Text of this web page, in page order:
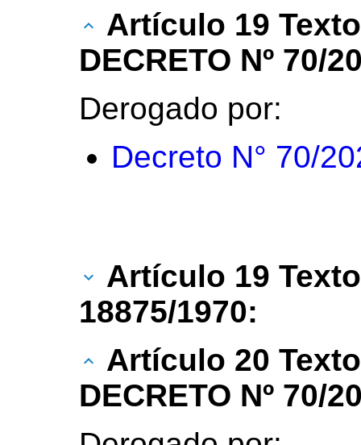
Artículo 19
DECRETO Nº 70/
Derogado por:
Decreto N° 70/
Artículo 19
18875/1970:
Artículo 20
DECRETO Nº 70/